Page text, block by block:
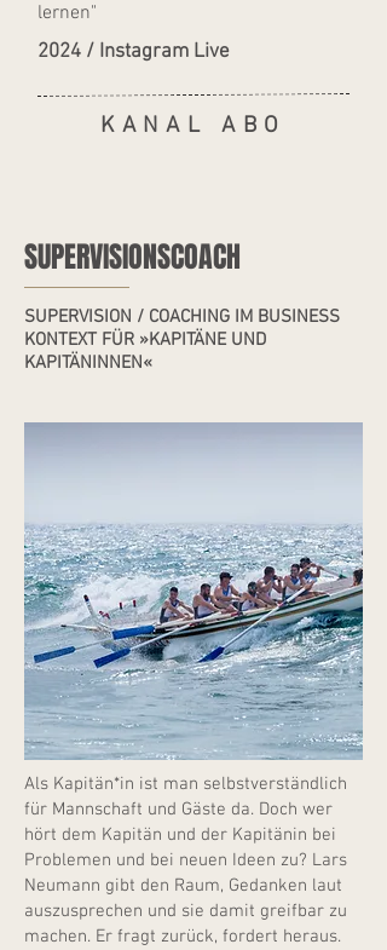
lernen"
2024 / Instagram Live
KANAL ABO
SUPERVISIONSCOACH
SUPERVISION / COACHING IM BUSINESS
KONTEXT FÜR »KAPITÄNE UND
KAPITÄNINNEN«
Als Kapitän*in ist man selbstverständlich
für Mannschaft und Gäste da. Doch wer
hört dem Kapitän und der Kapitänin bei
Problemen und bei neuen Ideen zu? Lars
Neumann gibt den Raum, Gedanken laut
auszusprechen und sie damit greifbar zu
machen. Er fragt zurück, fordert heraus.